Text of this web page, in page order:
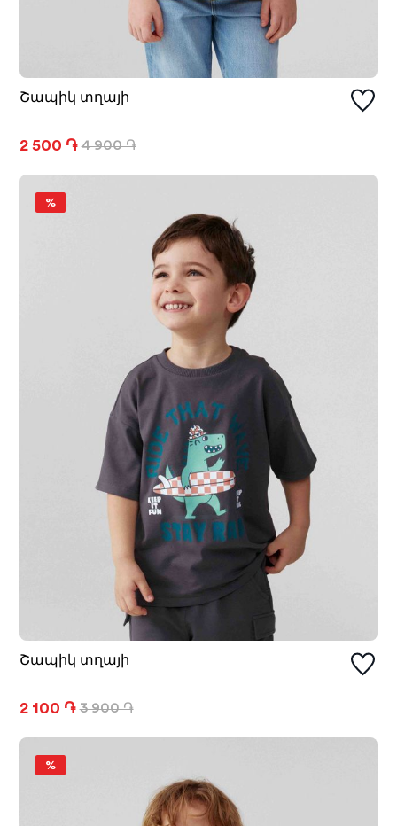
Շապիկ տղայի
2 500 ֏ 4 900 ֏
%
Շապիկ տղայի
2 100 ֏ 3 900 ֏
%